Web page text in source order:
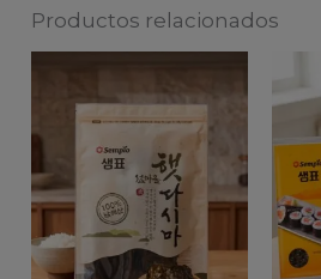
Productos relacionados